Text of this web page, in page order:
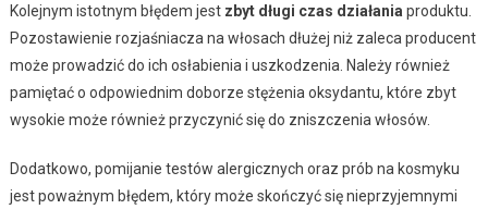
Kolejnym istotnym błędem jest zbyt długi czas działania produktu.
Pozostawienie rozjaśniacza na włosach dłużej niż zaleca producent
może prowadzić do ich osłabienia i uszkodzenia. Należy również
pamiętać o odpowiednim doborze stężenia oksydantu, które zbyt
wysokie może również przyczynić się do zniszczenia włosów.
Dodatkowo, pomijanie testów alergicznych oraz prób na kosmyku
jest poważnym błędem, który może skończyć się nieprzyjemnymi